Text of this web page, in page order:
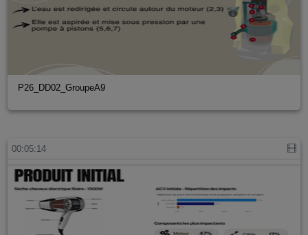
P26_DD02_GroupeA9
00:05:14